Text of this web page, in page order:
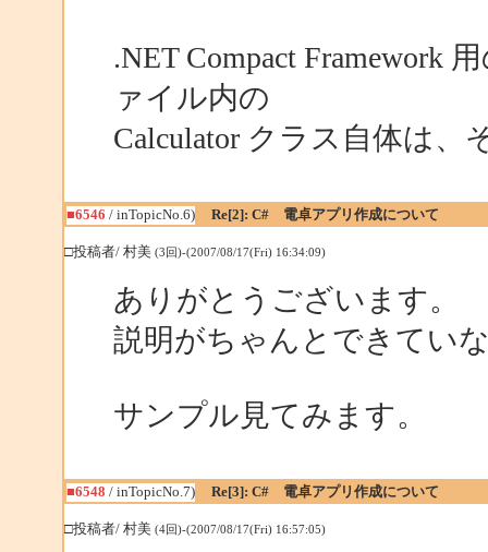
.NET Compact Framework
ァイル内の
Calculator クラス自体は
■6546 / inTopicNo.6) Re[2]: C# 電卓アプリ作成について
□投稿者/ 村美 (3回)-(2007/08/17(Fri) 16:34:09)
ありがとうございます。
説明がちゃんとできてい
サンプル見てみます。
■6548 / inTopicNo.7) Re[3]: C# 電卓アプリ作成について
□投稿者/ 村美 (4回)-(2007/08/17(Fri) 16:57:05)